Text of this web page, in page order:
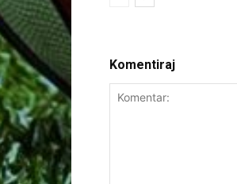
Komentiraj